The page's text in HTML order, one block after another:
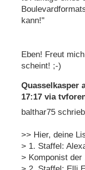
kann!"
Eben! Freut
scheint! ;-)
Quasselkasper
17:17 via
balthar75
>> Hier, deine
> 1. Staffel:
> Komponist